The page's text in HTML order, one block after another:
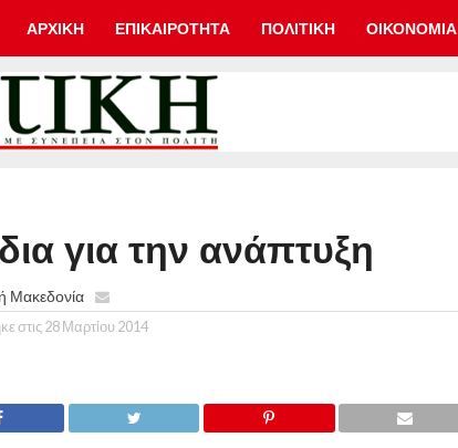
ΑΡΧΙΚΗ ΕΠΙΚΑΙΡΟΤΗΤΑ ΠΟΛΙΤΙΚΗ ΟΙΚΟΝΟΜΙΑ
για την ανάπτυξη
Μακεδονία
στις 28 Μαρτίου 2014